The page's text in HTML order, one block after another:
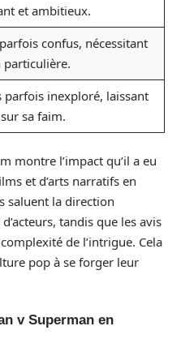
et ambitieux.
confus, nécessitant
parfois inexploré, laissant
sa faim.
montre l’impact qu’il a eu
et d’arts narratifs en
saluent la direction
tandis que les avis
de l’intrigue. Cela
pop à se forger leur
v Superman en